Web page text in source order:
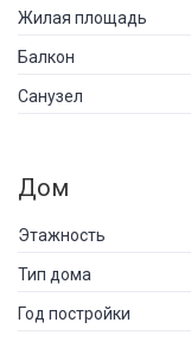
Жилая площадь
Балкон
Санузел
Дом
Этажность
Тип дома
Год постройки